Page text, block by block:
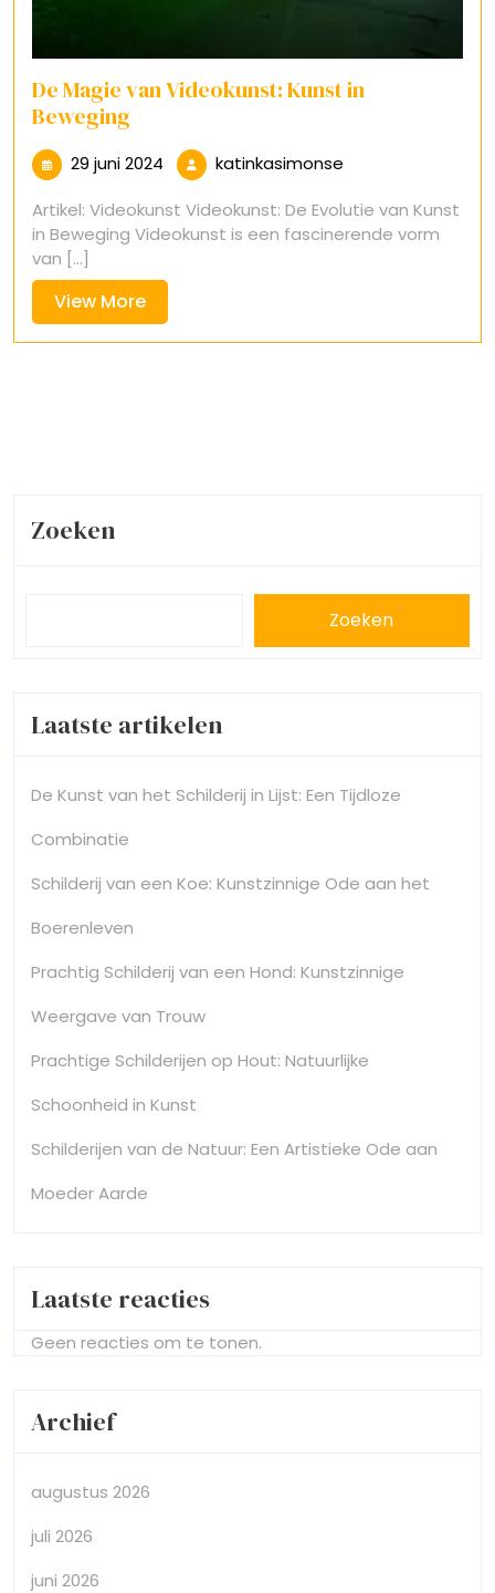
De Magie van Videokunst: Kunst in
Beweging
29 juni 2024 29
juni
2024
katinkasimonse
Artikel: Videokunst Videokunst: De Evolutie van Kunst
in Beweging Videokunst is een fascinerende vorm
van [...]
View MoreView
More
Zoeken
Zoeken
Laatste artikelen
De Kunst van het Schilderij in Lijst: Een Tijdloze
Combinatie
Schilderij van een Koe: Kunstzinnige Ode aan het
Boerenleven
Prachtig Schilderij van een Hond: Kunstzinnige
Weergave van Trouw
Prachtige Schilderijen op Hout: Natuurlijke
Schoonheid in Kunst
Schilderijen van de Natuur: Een Artistieke Ode aan
Moeder Aarde
Laatste reacties
Geen reacties om te tonen.
Archief
augustus 2026
juli 2026
juni 2026